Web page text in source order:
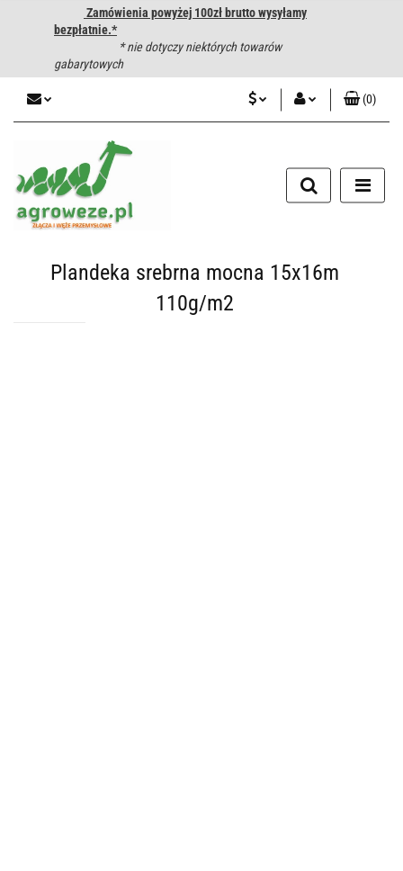
Zamówienia powyżej 100zł brutto wysyłamy
bezpłatnie.*
* nie dotyczy niektórych towarów
gabarytowych
Zarejestruj się
Dodaj zgłoszenie
(0)
Plandeka srebrna mocna 15x16m
110g/m2